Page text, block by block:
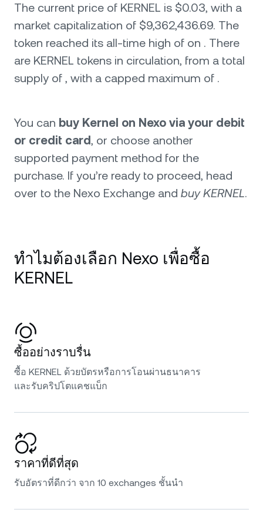
The current price of KERNEL is $0.03, with a
market capitalization of $9,362,436.69. The
token reached its all-time high of on . There
are KERNEL tokens in circulation, from a total
supply of , with a capped maximum of .
You can buy Kernel on Nexo via your debit
or credit card, or choose another
supported payment method for the
purchase. If you’re ready to proceed, head
over to the Nexo Exchange and buy KERNEL.
ทำไมต้องเลือก Nexo เพื่อซื้อ
KERNEL
ซื้ออย่างราบรื่น
ซื้อ KERNEL ด้วยบัตรหรือการโอนผ่านธนาคาร
และรับคริปโตแคชแบ็ก
ราคาที่ดีที่สุด
รับอัตราที่ดีกว่า จาก 10 exchanges ชั้นนำ